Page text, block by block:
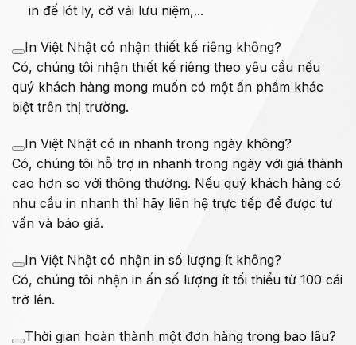
in đế lót ly, cờ vải lưu niệm,...
In Việt Nhật có nhận thiết kế riêng không?
Có, chúng tôi nhận thiết kế riêng theo yêu cầu nếu
quý khách hàng mong muốn có một ấn phẩm khác
biệt trên thị trường.
In Việt Nhật có in nhanh trong ngày không?
Có, chúng tôi hỗ trợ in nhanh trong ngày với giá thành
cao hơn so với thông thường. Nếu quý khách hàng có
nhu cầu in nhanh thì hãy liên hệ trực tiếp để được tư
vấn và báo giá.
In Việt Nhật có nhận in số lượng ít không?
Có, chúng tôi nhận in ấn số lượng ít tối thiểu từ 100 cái
trở lên.
Thời gian hoàn thành một đơn hàng trong bao lâu?